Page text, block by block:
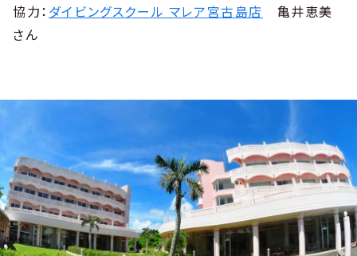
協力： ダイビングスクール マレア宮古島店 亀井恵美
さん